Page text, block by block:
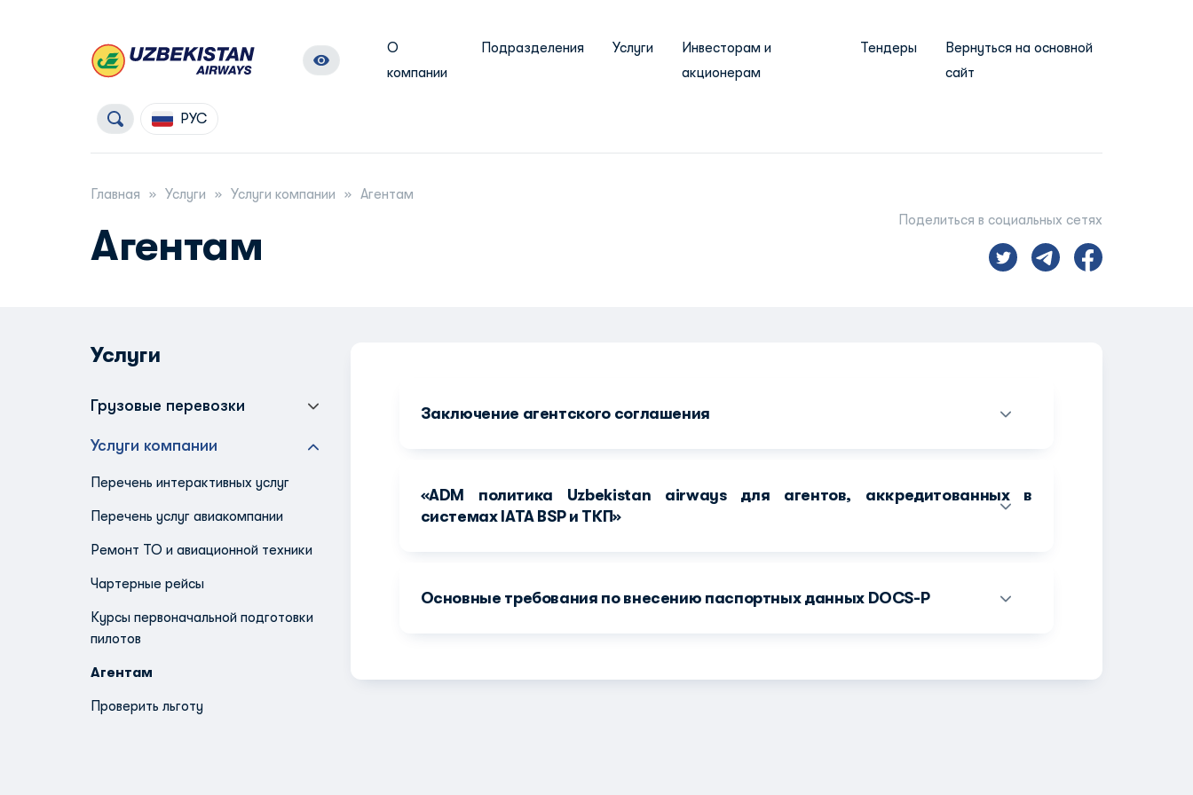
О
компании
Подразделения Услуги
Инвесторам и
акционерам
Тендеры
Вернуться на основной
сайт
РУС
Главная Услуги Услуги компании Агентам
Агентам
Поделиться в социальных сетях
Услуги
Грузовые перевозки
Услуги компании
Перечень интерактивных услуг
Перечень услуг авиакомпании
Ремонт ТО и авиационной техники
Чартерные рейсы
Курсы первоначальной подготовки
пилотов
Агентам
Проверить льготу
Заключение агентского соглашения
«ADM политика Uzbekistan airways для агентов, аккредитованных в
системах IATA BSP и ТКП»
Основные требования по внесению паспортных данных DOCS-P